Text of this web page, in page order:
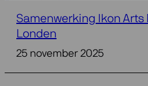
Samenwerking Ikon
Londen
25 november 2025